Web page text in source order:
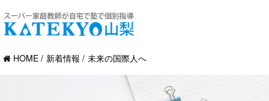
HOME 新着情報 未来の国際人へ